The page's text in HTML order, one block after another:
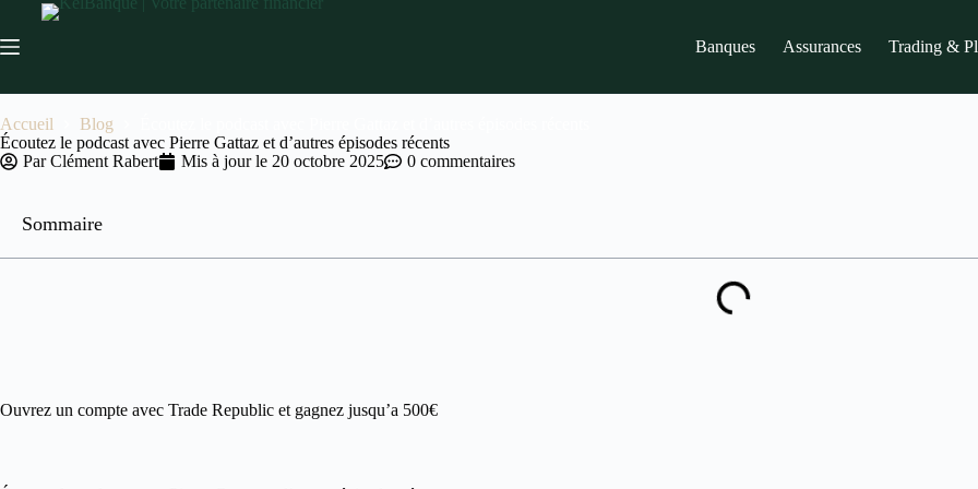
Banques Assurances Trading &
Accueil Blog
Écoutez le podcast avec Pierre Gattaz et d’autres épisodes récents
ParClément Rabert Mis à jour le 20 octobre 2025 0 commentaires
Sommaire
Ouvrez un compte avec Trade Republic et gagnez jusqu’a 500€